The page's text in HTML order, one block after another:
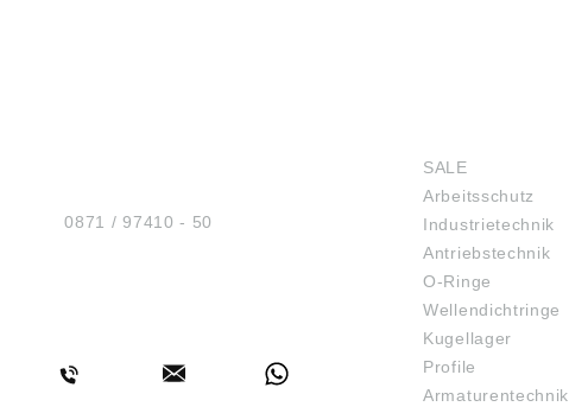
Tel.:0871 / 97410 - 50
SALE
Arbeitsschutz
Industrietechnik
Antriebstechnik
O-Ringe
Wellendichtringe
Kugellager
Profile
Armaturentechnik